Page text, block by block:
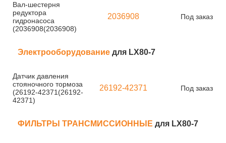
Вал-шестерня
редуктора
гидронасоса
(2036908(2036908)
2036908 Под заказ
Электрооборудование для LX80-7
Датчик давления
стояночного тормоза
(26192-42371(26192-
42371)
26192-42371 Под заказ
ФИЛЬТРЫ ТРАНСМИССИОННЫЕ для LX80-7